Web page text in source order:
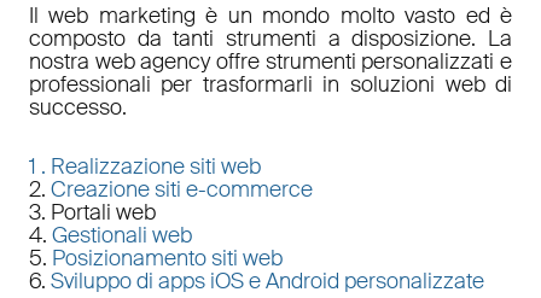
Ilweb marketing è un mondo molto vasto ed è
composto da tanti strumenti a disposizione. La
nostra web agencyoffre strumenti personalizzati e
professionali per trasformarli in soluzioni web di
successo.
1 . Realizzazione siti web
2. Creazione siti e-commerce
3. Portali web
4. Gestionali web
5. Posizionamento siti web
6. Sviluppo di apps iOS e Android personalizzate